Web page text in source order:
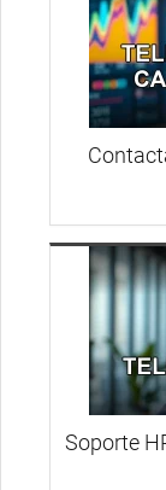
Soporte